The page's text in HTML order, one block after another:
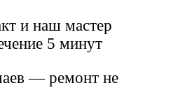
и наш мастер
5 минут
— ремонт не